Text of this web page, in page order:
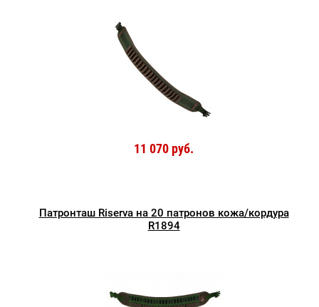
11 070 руб.
Патронташ Riserva на 20 патронов кожа/кордура
R1894